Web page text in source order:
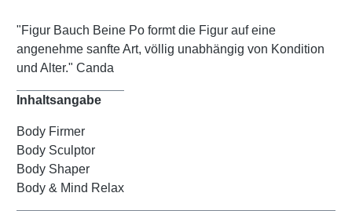
"Figur Bauch Beine Po formt die Figur auf eine
angenehme sanfte Art, völlig unabhängig von Kondition
und Alter." Canda
Inhaltsangabe
Body Firmer
Body Sculptor
Body Shaper
Body & Mind Relax